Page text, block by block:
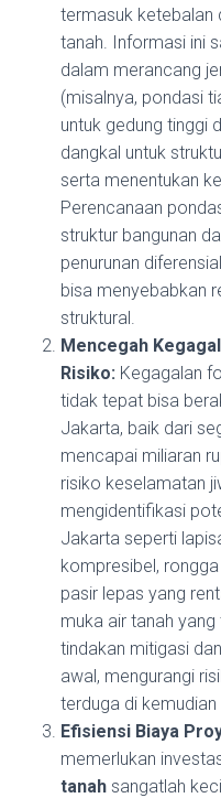
termasuk ketebalan
tanah. Informasi ini
dalam merancang
(misalnya, pondasi
untuk gedung tinggi
dangkal untuk
serta menentukan
Perencanaan
struktur bangunan
penurunan
bisa menyebabkan
struktural.
Mencegah
Risiko: Kegagalan
tidak tepat bisa
Jakarta, baik dari
mencapai miliaran
risiko keselamatan
mengidentifikasi
Jakarta seperti
kompresibel,
pasir lepas yang
muka air tanah yang
tindakan mitigasi
awal, mengurangi
terduga di kemudian
Efisiensi Biaya
memerlukan
tanah sangatlah